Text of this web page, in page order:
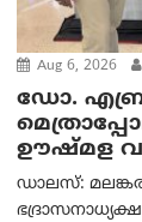
Aug 6, 2026
ഡോ.
ഊഷ്മള
ഡാലസ്: